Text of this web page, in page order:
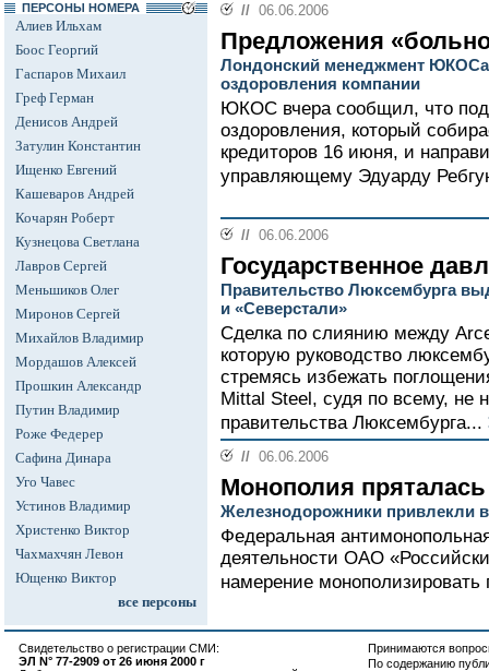
ПЕРСОНЫ НОМЕРА
Алиев Ильхам
Боос Георгий
Гаспаров Михаил
Греф Герман
Денисов Андрей
Затулин Константин
Ищенко Евгений
Кашеваров Андрей
Кочарян Роберт
Кузнецова Светлана
Лавров Сергей
Меньшиков Олег
Миронов Сергей
Михайлов Владимир
Мордашов Алексей
Прошкин Александр
Путин Владимир
Роже Федерер
Сафина Динара
Уго Чавес
Устинов Владимир
Христенко Виктор
Чахмахчян Левон
Ющенко Виктор
все персоны
// 06.06.2006
Предложения
Лондонский менеджмент ЮКОСа
оздоровления компании
ЮКОС вчера сообщил, что
оздоровления, который
кредиторов 16 июня, и
управляющему Эдуарду
// 06.06.2006
Государственное
Правительство Люксембурга
и «Северстали»
Сделка по слиянию между
которую руководство
стремясь избежать
Mittal Steel, судя по всему, не
правительства Люксембурга...
// 06.06.2006
Монополия
Железнодорожники привлекли
Федеральная
деятельности ОАО
намерение монополизировать
Свидетельство о регистрации СМИ:
ЭЛ N° 77-2909 от 26 июня 2000 г
Принимаются
По содержанию